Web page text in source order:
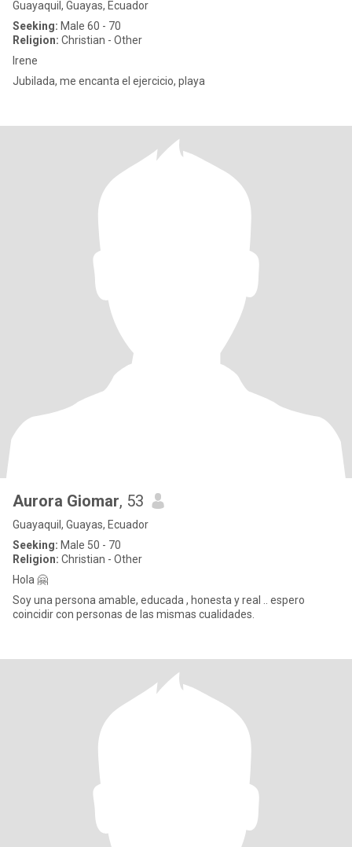
Guayaquil, Guayas, Ecuador
Seeking: Male 60 - 70
Religion: Christian - Other
Irene
Jubilada, me encanta el ejercicio, playa
Aurora Giomar, 53
Guayaquil, Guayas, Ecuador
Seeking: Male 50 - 70
Religion: Christian - Other
Hola 🤗
Soy una persona amable, educada , honesta y real .. espero
coincidir con personas de las mismas cualidades.